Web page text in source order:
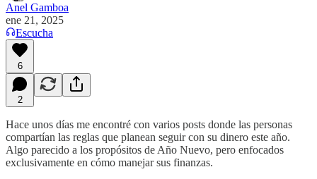
Anel Gamboa
ene 21, 2025
Escucha
6
2
Hace unos días me encontré con varios posts donde las personas
compartían las reglas que planean seguir con su dinero este año.
Algo parecido a los propósitos de Año Nuevo, pero enfocados
exclusivamente en cómo manejar sus finanzas.